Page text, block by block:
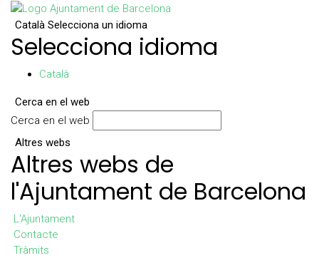
Català Selecciona un idioma
Selecciona idioma
Català
Cerca en el web
Cerca en el web
Altres webs
Altres webs de
l'Ajuntament de Barcelona
L'Ajuntament
Contacte
Tràmits